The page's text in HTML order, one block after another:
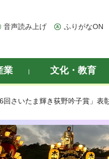
音声読み上げ ふりがなON
業 文化・教育
回さいたま輝き荻野吟子賞」表